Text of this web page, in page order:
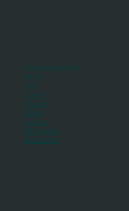
Databasestatistikk
Steder
Trær
Grener
Notater
Kilder
Arkiver
DNA tester
Bokmerker